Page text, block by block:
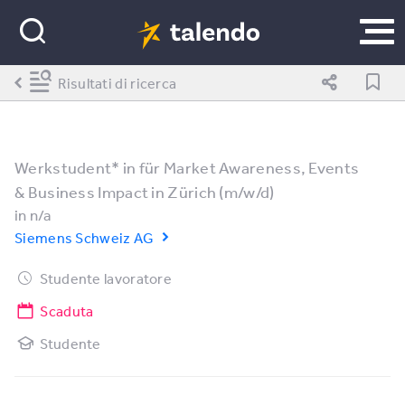
Werkstudent* in für Market Awareness, Events
& Business Impact in Zürich (m/w/d)
in n/a
Siemens Schweiz AG
Studente lavoratore
Scaduta
Studente
Risultati di ricerca